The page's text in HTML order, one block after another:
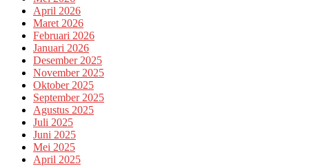
April 2026
Maret 2026
Februari 2026
Januari 2026
Desember 2025
November 2025
Oktober 2025
September 2025
Agustus 2025
Juli 2025
Juni 2025
Mei 2025
April 2025